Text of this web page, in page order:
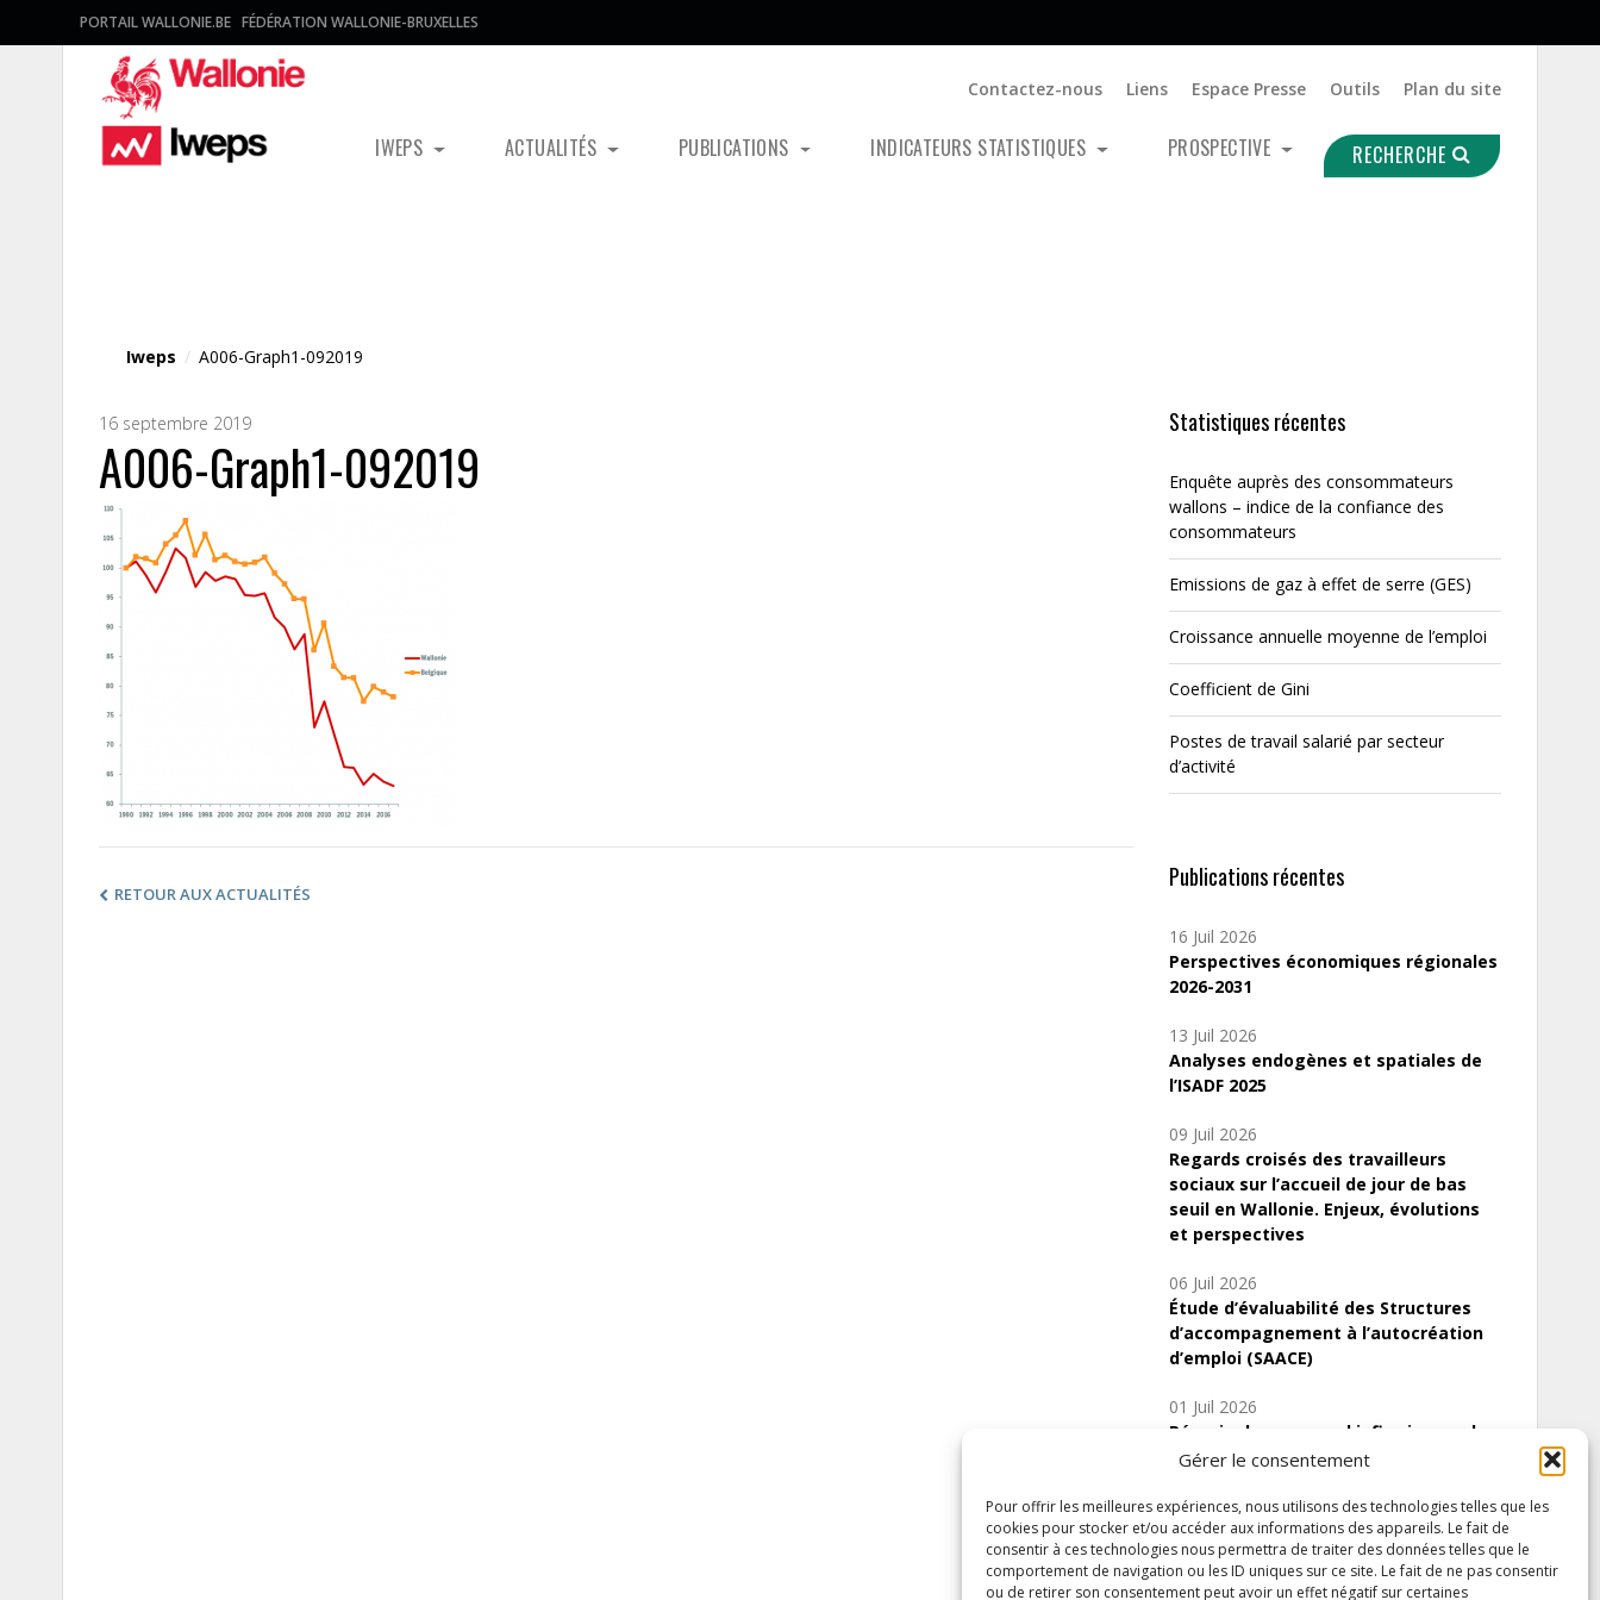
Gérer le consentement
Pour offrir les meilleures expériences, nous utilisons des technologies telles que les
cookies pour stocker et/ou accéder aux informations des appareils. Le fait de
consentir à ces technologies nous permettra de traiter des données telles que le
comportement de navigation ou les ID uniques sur ce site. Le fait de ne pas consentir
ou de retirer son consentement peut avoir un effet négatif sur certaines
PORTAIL WALLONIE.BE FÉDÉRATION WALLONIE-BRUXELLES
Contactez-nous Liens Espace Presse Outils Plan du site
IWEPS ACTUALITÉS PUBLICATIONS INDICATEURS STATISTIQUES PROSPECTIVE RECHERCHE
Iweps / A006-Graph1-092019
16 septembre 2019
A006-Graph1-092019
RETOUR AUX ACTUALITÉS
Statistiques récentes
Enquête auprès des consommateurs
wallons – indice de la confiance des
consommateurs
Emissions de gaz à effet de serre (GES)
Croissance annuelle moyenne de l’emploi
Coefficient de Gini
Postes de travail salarié par secteur
d’activité
Publications récentes
16 Juil 2026
Perspectives économiques régionales
2026-2031
13 Juil 2026
Analyses endogènes et spatiales de
l’ISADF 2025
09 Juil 2026
Regards croisés des travailleurs
sociaux sur l’accueil de jour de bas
seuil en Wallonie. Enjeux, évolutions
et perspectives
06 Juil 2026
Étude d’évaluabilité des Structures
d’accompagnement à l’autocréation
d’emploi (SAACE)
01 Juil 2026
Pénurie du personnel infirmier :quels
indicateurs d’offre de soins pour
Inscrivez-vous à notre newsletter